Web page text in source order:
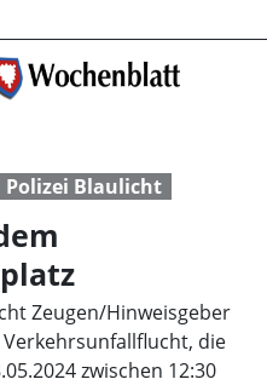
auf
Polizei Blaulicht
Zeugen/Hinweisgeber
die
zwischen 12:30